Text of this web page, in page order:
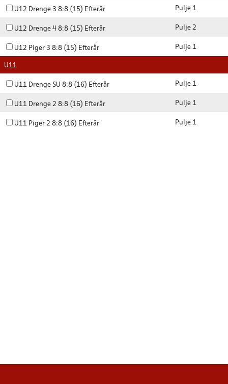
U12 Drenge 3 8:8 (15) Efterår Pulje 1
U12 Drenge 4 8:8 (15) Efterår Pulje 2
U12 Piger 3 8:8 (15) Efterår Pulje 1
U11
U11 Drenge SU 8:8 (16) Efterår Pulje 1
U11 Drenge 2 8:8 (16) Efterår Pulje 1
U11 Piger 2 8:8 (16) Efterår Pulje 1